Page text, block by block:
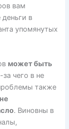
вам
в
упомянутых
может быть
за чего в не
также
. Виновны в